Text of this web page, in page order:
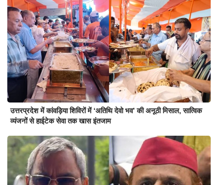
उत्तरप्रदेश में कांवड़िया शिविरों में ‘अतिथि देवो भव’ की अनूठी मिसाल, सात्विक
व्यंजनों से हाईटेक सेवा तक खास इंतजाम